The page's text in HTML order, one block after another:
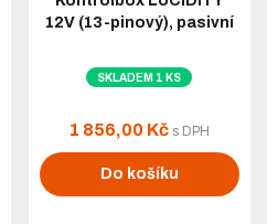
12V (13-pinový), pasivní
SKLADEM 1 KS
1 856,00 Kč s DPH
Do košíku